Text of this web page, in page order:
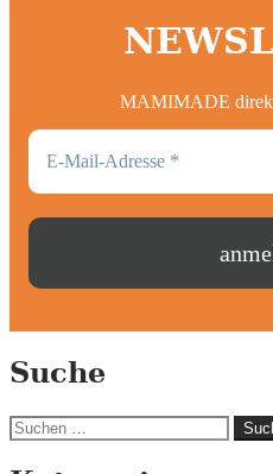
MAMIMADE
Suche
Suchen